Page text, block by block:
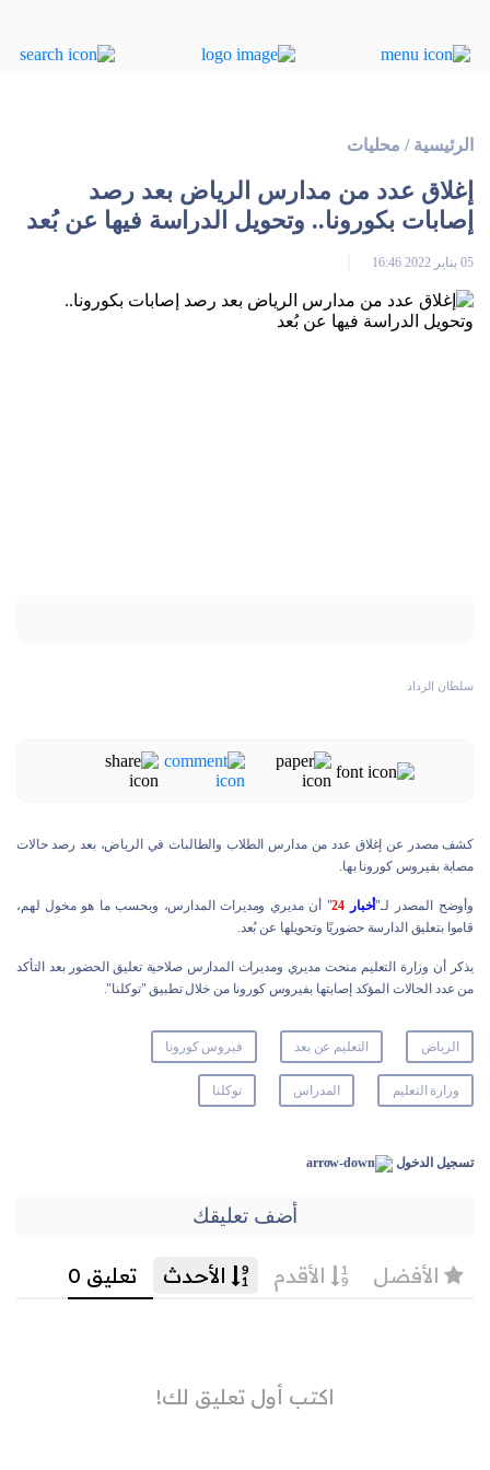
الرئيسية / محليات
إغلاق عدد من مدارس الرياض بعد رصد
إصابات بكورونا.. وتحويل الدراسة فيها عن بُعد
05 يناير 2022 16:46
سلطان الرداد
كشف مصدر عن إغلاق عدد من مدارس الطلاب والطالبات في الرياض، بعد رصد حالات
مصابة بفيروس كورونا بها.
وأوضح المصدر لـ"أخبار 24" أن مديري ومديرات المدارس، وبحسب ما هو مخول لهم،
قاموا بتعليق الدارسة حضوريًا وتحويلها عن بُعد.
يذكر أن وزارة التعليم منحت مديري ومديرات المدارس صلاحية تعليق الحضور بعد التأكد
من عدد الحالات المؤكد إصابتها بفيروس كورونا من خلال تطبيق "توكلنا".
الرياض التعليم عن بعد فيروس كورونا
وزارة التعليم المدراس توكلنا
تسجيل الدخول
أضف تعليقك